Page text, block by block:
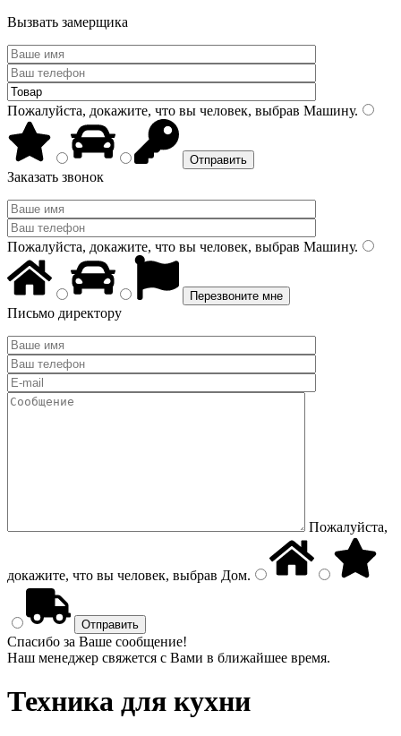
Вызвать замерщика
Пожалуйста, докажите, что вы человек, выбрав Машину.
Заказать звонок
Пожалуйста, докажите, что вы человек, выбрав Машину.
Письмо директору
Пожалуйста,
докажите, что вы человек, выбрав Дом.
Спасибо за Ваше сообщение!
Наш менеджер свяжется с Вами в ближайшее время.
Техника для кухни